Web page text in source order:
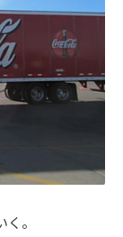
。